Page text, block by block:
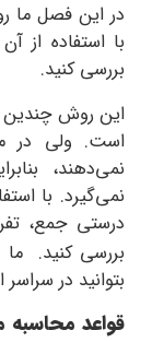
در این فصل ما
با استفاده از
بررسی کنید.
این روش چندین
است. ولی در
نمی‌دهند،
نمی‌گیرد. با
درستی جمع،
بررسی کنید.
بتوانید در
قواعد محاسبه